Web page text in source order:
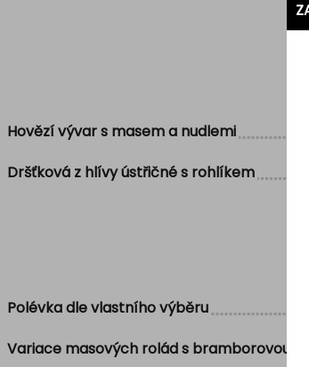
Hovězí vývar s masem a nudlemi
Dršťková z hlívy ústřičné s rohlíkem
Polévka dle vlastního výběru
Variace masových rolád s bramborovou